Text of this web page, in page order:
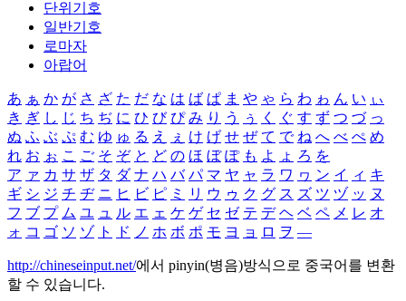
단위기호
일반기호
로마자
아랍어
あ ぁ か が さ ざ た だ な は ば ぱ ま や ゃ ら わ ゎ ん い ぃ
き ぎ し じ ち ぢ に ひ び ぴ み り う ぅ く ぐ す ず つ づ っ
ぬ ふ ぶ ぷ む ゆ ゅ る え ぇ け げ せ ぜ て で ね へ べ ぺ め
れ お ぉ こ ご そ ぞ と ど の ほ ぼ ぽ も よ ょ ろ を
ア ァ カ サ ザ タ ダ ナ ハ バ パ マ ヤ ャ ラ ワ ヮ ン イ ィ キ
ギ シ ジ チ ヂ ニ ヒ ビ ピ ミ リ ウ ゥ ク グ ス ズ ツ ヅ ッ ヌ
フ ブ プ ム ユ ュ ル エ ェ ケ ゲ セ ゼ テ デ ヘ ベ ペ メ レ オ
ォ コ ゴ ソ ゾ ト ド ノ ホ ボ ポ モ ヨ ョ ロ ヲ ―
http://chineseinput.net/에서 pinyin(병음)방식으로 중국어를 변환
할 수 있습니다.